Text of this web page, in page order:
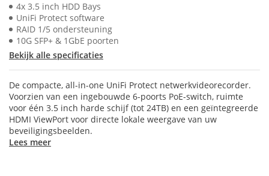
4x 3.5 inch HDD Bays
UniFi Protect software
RAID 1/5 ondersteuning
10G SFP+ & 1GbE poorten
Bekijk alle specificaties
De compacte, all-in-one UniFi Protect netwerkvideorecorder.
Voorzien van een ingebouwde 6-poorts PoE-switch, ruimte
voor één 3.5 inch harde schijf (tot 24TB) en een geïntegreerde
HDMI ViewPort voor directe lokale weergave van uw
beveiligingsbeelden.
Lees meer